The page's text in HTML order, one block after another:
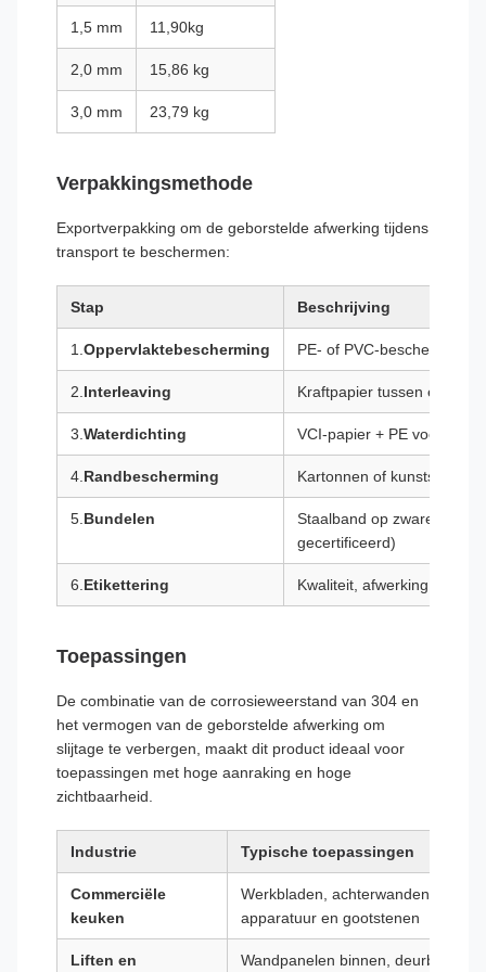
1,5 mm 11,90kg
2,0 mm 15,86 kg
3,0 mm 23,79 kg
Verpakkingsmethode
Exportverpakking om de geborstelde afwerking tijdens
transport te beschermen:
Stap Beschrijving
1. Oppervlaktebescherming PE- of PVC-beschermfolie
2. Interleaving Kraftpapier tussen elk vel
3. Waterdichting VCI-papier + PE
4. Randbescherming Kartonnen of kunststof
5. Bundelen
Staalband op zware
gecertificeerd)
6. Etikettering Kwaliteit, afwerking,
Toepassingen
De combinatie van de corrosieweerstand van 304 en
het vermogen van de geborstelde afwerking om
slijtage te verbergen, maakt dit product ideaal voor
toepassingen met hoge aanraking en hoge
zichtbaarheid.
Industrie Typische toepassingen
Commerciële
keuken
Werkbladen, achterwanden,
apparatuur en gootstenen
Liften en Wandpanelen binnen,